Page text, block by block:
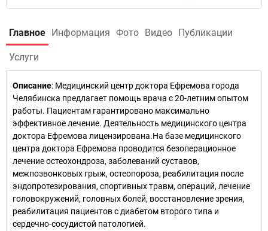
Главное Информация Фото Видео Публикации
Услуги
Описание: Медицинский центр доктора Ефремова города
Челябинска предлагает помощь врача с 20-летним опытом
работы. Пациентам гарантировано максимально
эффективное лечение. Деятельность медицинского центра
доктора Ефремова лицензирована.На базе медицинского
центра доктора Ефремова проводится безоперационное
лечение остеохондроза, заболеваний суставов,
межпозвонковых грыж, остеопороза, реабилитация после
эндопротезирования, спортивных травм, операций, лечение
головокружений, головных болей, восстановление зрения,
реабилитация пациентов с диабетом второго типа и
сердечно-сосудистой патологией.